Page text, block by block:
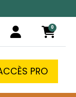
0
PRO